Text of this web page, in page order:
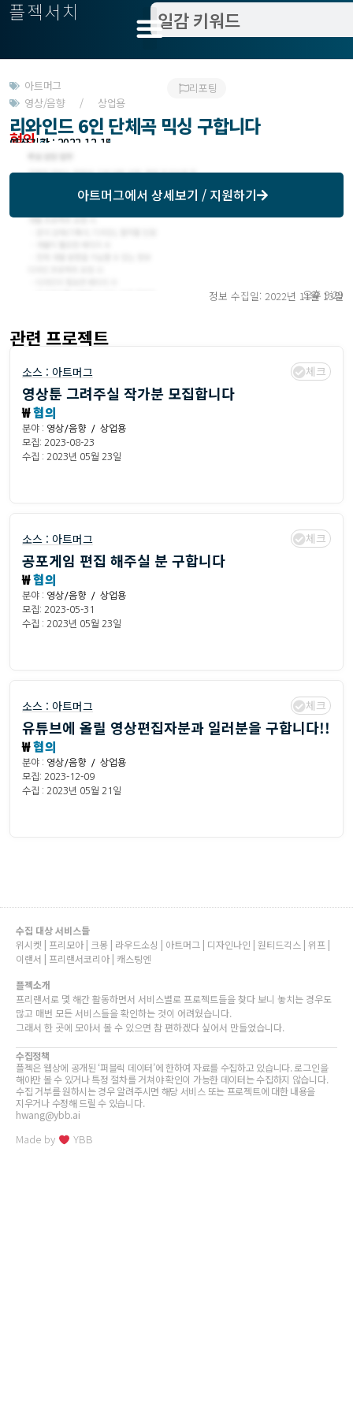
플젝서치
아트머그
영상/음향 / 상업용
리포팅
리와인드 6인 단체곡 믹싱 구합니다
협의
모집기한 : 2022-12-14
예상기간 : 2022-12-15
아트머그에서 상세보기 / 지원하기
정보 수집일: 2022년 11월 13일
오후 9:29
관련 프로젝트
소스 : 아트머그 체크
영상툰 그려주실 작가분 모집합니다
₩협의
분야 : 영상/음향 / 상업용
모집: 2023-08-23
수집 : 2023년 05월 23일
소스 : 아트머그 체크
공포게임 편집 해주실 분 구합니다
₩협의
분야 : 영상/음향 / 상업용
모집: 2023-05-31
수집 : 2023년 05월 23일
소스 : 아트머그 체크
유튜브에 올릴 영상편집자분과 일러분을 구합니다!!
₩협의
분야 : 영상/음향 / 상업용
모집: 2023-12-09
수집 : 2023년 05월 21일
수집 대상 서비스들
위시켓 | 프리모아 | 크몽 | 라우드소싱 | 아트머그 | 디자인나인 | 원티드긱스 | 위프 |
이랜서 | 프리랜서코리아 | 캐스팅엔
플젝소개
프리랜서로 몇 해간 활동하면서 서비스별로 프로젝트들을 찾다 보니 놓치는 경우도
많고 매번 모든 서비스들을 확인하는 것이 어려웠습니다.
그래서 한 곳에 모아서 볼 수 있으면 참 편하겠다 싶어서 만들었습니다.
수집정책
플젝은 웹상에 공개된 ‘퍼블릭 데이터’에 한하여 자료를 수집하고 있습니다. 로그인을
해야만 볼 수 있거나 특정 절차를 거쳐야 확인이 가능한 데이터는 수집하지 않습니다.
수집 거부를 원하시는 경우 알려주시면 해당 서비스 또는 프로젝트에 대한 내용을
지우거나 수정해 드릴 수 있습니다.
hwang@ybb.ai
Made by YBB